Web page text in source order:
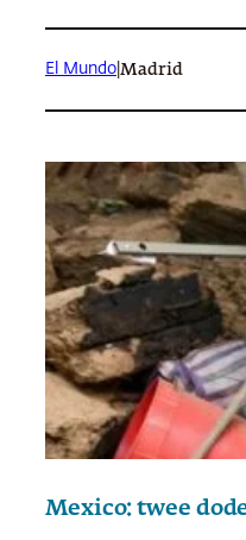
El Mundo Madrid
Mexico: twee